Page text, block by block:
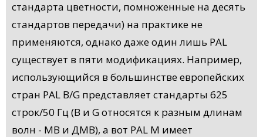
стандарта цветности, помноженные на десять
стандартов передачи) на практике не
применяются, однако даже один лишь PAL
существует в пяти модификациях. Например,
использующийся в большинстве европейских
стран PAL B/G представляет стандарты 625
строк/50 Гц (B и G относятся к разным длинам
волн - МВ и ДМВ), а вот PAL M имеет